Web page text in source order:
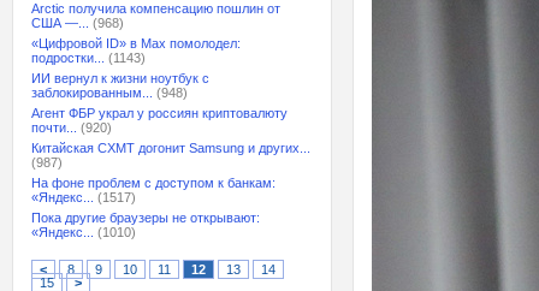
Arctic получила компенсацию пошлин от
США —...
(968)
«Цифровой ID» в Max помолодел:
подростки...
(1143)
ИИ вернул к жизни ноутбук с
заблокированным...
(948)
Агент ФБР украл у россиян криптовалюту
почти...
(920)
Китайская CXMT догонит Samsung и других...
(987)
На фоне проблем с доступом к банкам:
«Яндекс...
(1517)
Пока другие браузеры не открывают:
«Яндекс...
(1010)
< 8 9 10 11 12 13
14
15
>